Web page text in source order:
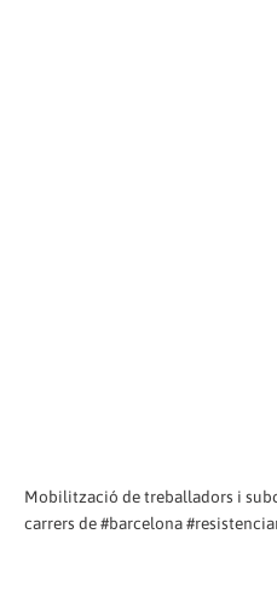
Mobilització de treballadors i
carrers de #barcelona